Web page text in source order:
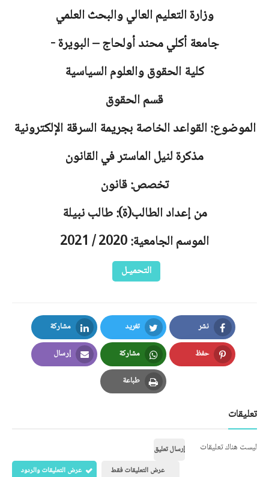
وزارة التعليم العالي والبحث العلمي
جامعةأكلي محند أولحاج – البويرة -
كلية الحقوق والعلوم السياسية
قسم الحقوق
الموضوع: القواعد الخاصة بجريمة السرقة الإلكترونية
مذكرة لنيل الماستر في القانون
تخصص: قانون
من إعداد الطالب(ة): طالب نبيلة
الموسم الجامعية: 2020 / 2021
التحميـل
نشر
Facebook
تغريد
Twitter
مشاركة
LinkedIn
حفظ
Pinterest
مشاركة
Whatsapp
إرسال
Email
طباعة
Print
تعليقات
ليست هناك تعليقات
إرسال تعليق
عرض التعليقات فقط
عرض التعليقات والردود